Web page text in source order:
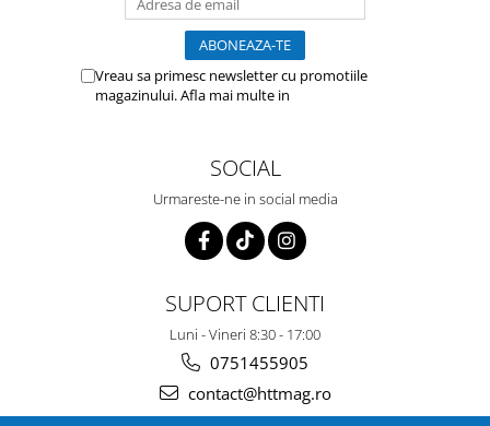
Vreau sa primesc newsletter cu promotiile
magazinului. Afla mai multe in
SOCIAL
Urmareste-ne in social media
SUPORT CLIENTI
Luni - Vineri 8:30 - 17:00
0751455905
contact@httmag.ro